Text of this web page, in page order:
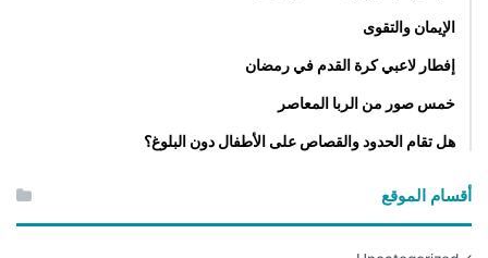
الإيمان والتقوى
إفطار لاعبي كرة القدم في رمضان
خمس صور من الربا المعاصر
هل تقام الحدود والقصاص على الأطفال دون البلوغ؟
أقسام الموقع